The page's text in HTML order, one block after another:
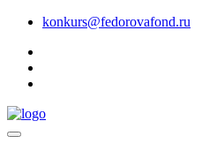
konkurs@fedorovafond.ru